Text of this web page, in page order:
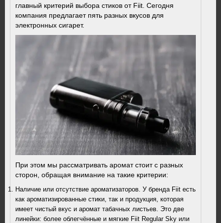
главный критерий выбора стиков от Fiit. Сегодня
компания предлагает пять разных вкусов для
электронных сигарет.
При этом мы рассматривать аромат стоит с разных
сторон, обращая внимание на такие критерии:
Наличие или отсутствие ароматизаторов. У бренда Fiit есть
как ароматизированные стики, так и продукция, которая
имеет чистый вкус и аромат табачных листьев. Это две
линейки: более облегчённые и мягкие Fiit Regular Sky или